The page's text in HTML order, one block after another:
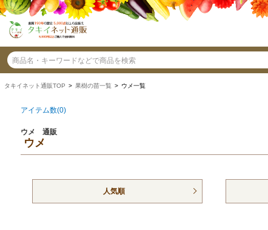
タキイネット通販TOP > 果樹の苗一覧 > ウメ一覧
アイテム数(0)
ウメ 通販
ウメ
人気順